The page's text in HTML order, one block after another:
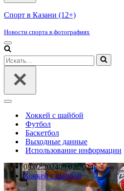
Спорт в Казани (12+)
Новости спорта в фотографиях
Меню
навигации
Искать...
Меню
навигацииХоккей с шайбой
Футбол
Баскетбол
Выходные данные
Использование информации
08.02.202409.02.2024
Хоккей с шайбой